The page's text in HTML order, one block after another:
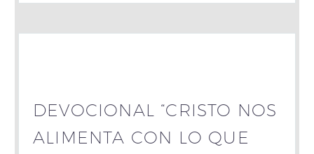
DEVOCIONAL “CRISTO NOS
ALIMENTA CON LO QUE